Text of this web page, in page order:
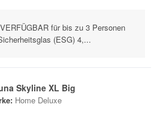
für bis zu 3 Personen
(ESG) 4,...
Skyline XL Big
Home Deluxe